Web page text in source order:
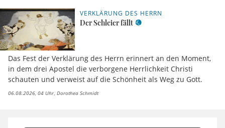
VERKLÄRUNG DES HERRN
Der Schleier fällt
Das Fest der Verklärung des Herrn erinnert an den Moment,
in dem drei Apostel die verborgene Herrlichkeit Christi
schauten und verweist auf die Schönheit als Weg zu Gott.
06.08.2026, 04 Uhr Dorothea Schmidt